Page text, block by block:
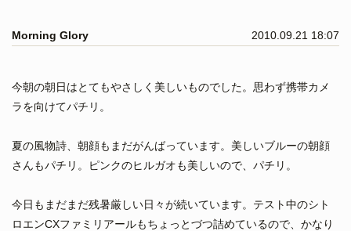
Morning Glory 2010.09.21 18:07
今朝の朝日はとてもやさしく美しいものでした。思わず携帯カメ
ラを向けてパチリ。
夏の風物詩、朝顔もまだがんばっています。美しいブルーの朝顔
さんもパチリ。ピンクのヒルガオも美しいので、パチリ。
今日もまだまだ残暑厳しい日々が続いています。テスト中のシト
ロエンCXファミリアールもちょっとづつ詰めているので、かなり